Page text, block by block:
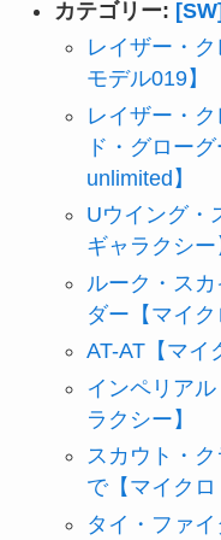
カテゴリー:
レイザー・
モデル019】
レイザー・
ド・グロー
unlimited】
Uウイング・
ギャラクシー
ルーク・ス
ダー【マイク
AT-AT【マイ
インペリア
ラクシー】
スカウト・
で【マイクロ
タイ・ファ